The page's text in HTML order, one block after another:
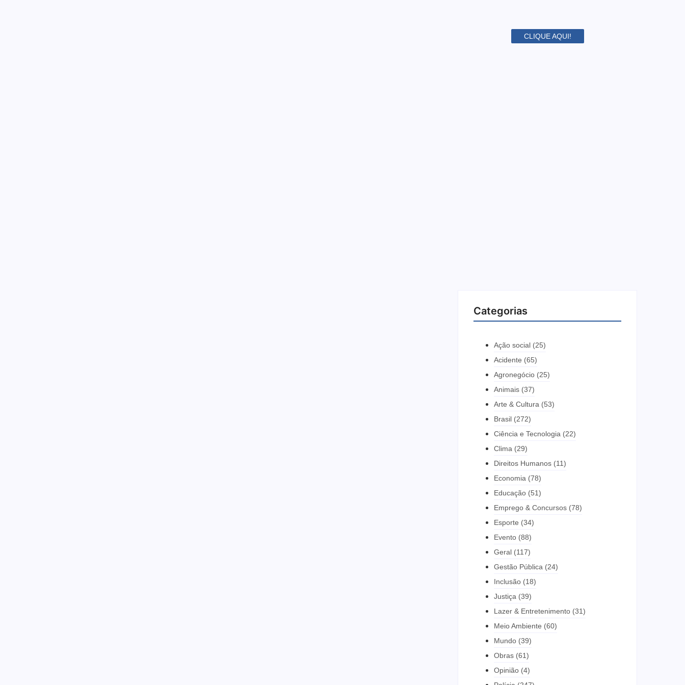
CLIQUE AQUI!
Categorias
Ação social (25)
Acidente (65)
Agronegócio (25)
Animais (37)
Arte & Cultura (53)
Brasil (272)
Ciência e Tecnologia (22)
Clima (29)
Direitos Humanos (11)
Economia (78)
Educação (51)
Emprego & Concursos (78)
Esporte (34)
Evento (88)
Geral (117)
Gestão Pública (24)
Inclusão (18)
Justiça (39)
Lazer & Entretenimento (31)
Meio Ambiente (60)
Mundo (39)
Obras (61)
Opinião (4)